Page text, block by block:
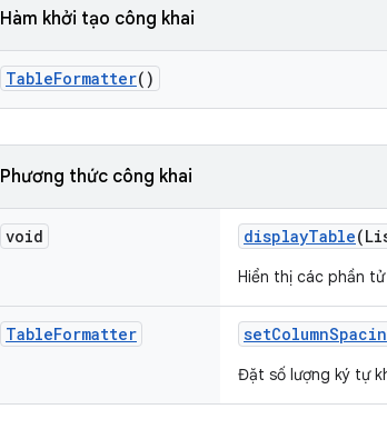
Hàm khởi tạo công khai
TableFormatter()
Phương thức công khai
void displayTable
Hiển thị các phần
TableFormatter setColumn
Đặt số lượng ký tự